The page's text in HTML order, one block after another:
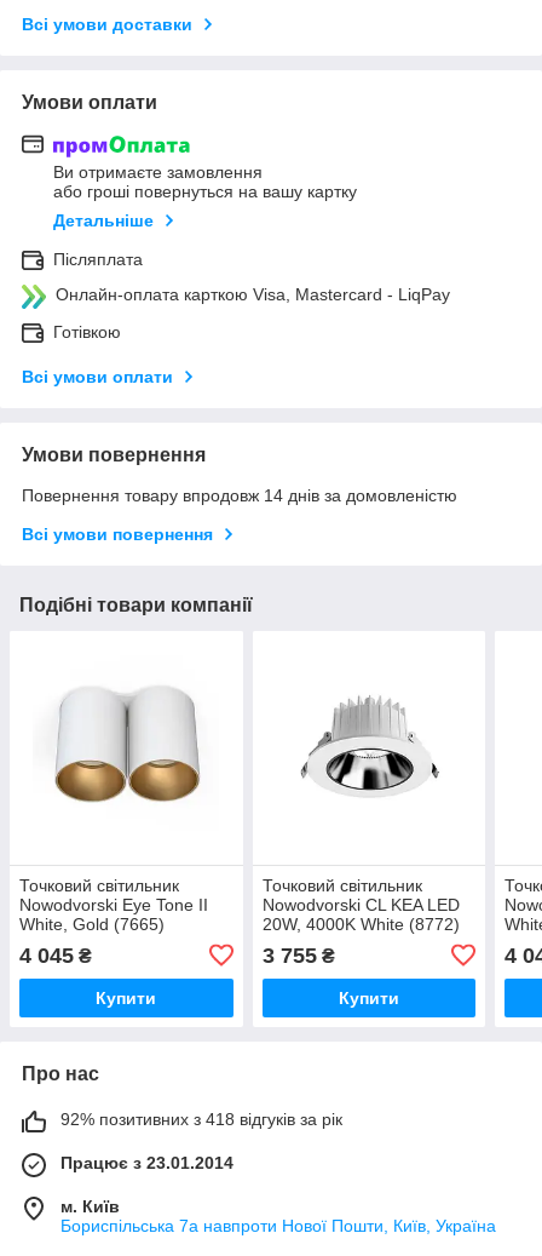
Всі умови доставки
Умови оплати
Ви отримаєте замовлення
або гроші повернуться на вашу картку
Детальніше
Післяплата
Онлайн-оплата карткою Visa, Mastercard - LiqPay
Готівкою
Всі умови оплати
Умови повернення
Повернення товару впродовж 14 днів за домовленістю
Всі умови повернення
Подібні товари компанії
Точковий світильник
Nowodvorski Eye Tone II
White, Gold (7665)
4 045 ₴
Купити
Точковий світильник
Nowodvorski CL KEA LED
20W, 4000K White (8772)
3 755₴
Купити
4
Про нас
92% позитивних з 418 відгуків за рік
Працює з 23.01.2014
м. Київ
Бориспільська 7а навпроти Нової Пошти, Київ, Україна